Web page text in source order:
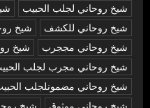
شيخ روحاني لجلب الحبيب
شيخ روحاني للكشف
شيخ
شيخ روحاني مججرب
شيخ
شيخ روحاني مجرب لجلب
شيخ روحاني مضمونلجلب